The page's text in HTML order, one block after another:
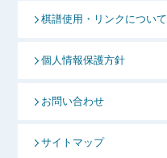
棋譜使用・リンクについて
個人情報保護方針
お問い合わせ
サイトマップ